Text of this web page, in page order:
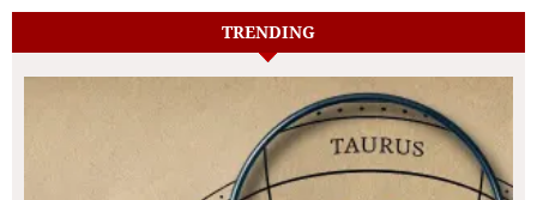
TRENDING